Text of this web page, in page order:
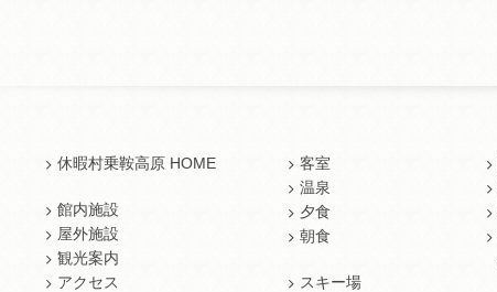
休暇村乗鞍高原 HOME
館内施設
屋外施設
観光案内
アクセス
客室
温泉
夕食
朝食
スキー場